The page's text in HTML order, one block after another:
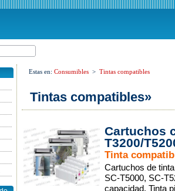
Estas en: Consumibles > Tintas compatibles
Tintas compatibles»
Cartuchos
T3200/
Tinta
Cartuchos de
SC-T5000, SC-
capacidad. Tinta